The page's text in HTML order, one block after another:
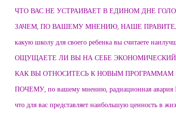
ЧТО ВАС НЕ УСТРАИВАЕТ В ЕДИНОМ ДНЕ
ЗАЧЕМ, ПО ВАШЕМУ МНЕНИЮ, НАШЕ
какую школу для своего ребенка вы считаете
ОЩУЩАЕТЕ ЛИ ВЫ НА СЕБЕ ЭКОНОМИЧЕСКИЙ
КАК ВЫ ОТНОСИТЕСЬ К НОВЫМ ПРОГРАММАМ
ПОЧЕМУ, по вашему мнению, радиационная
что для вас представляет наибольшую ценность в